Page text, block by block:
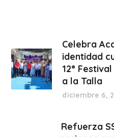
Celebra
identidad
12°
a la Talla
diciembre 6,
Refuerza